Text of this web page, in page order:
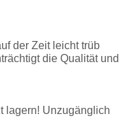
der Zeit leicht trüb
die Qualität und
lagern! Unzugänglich